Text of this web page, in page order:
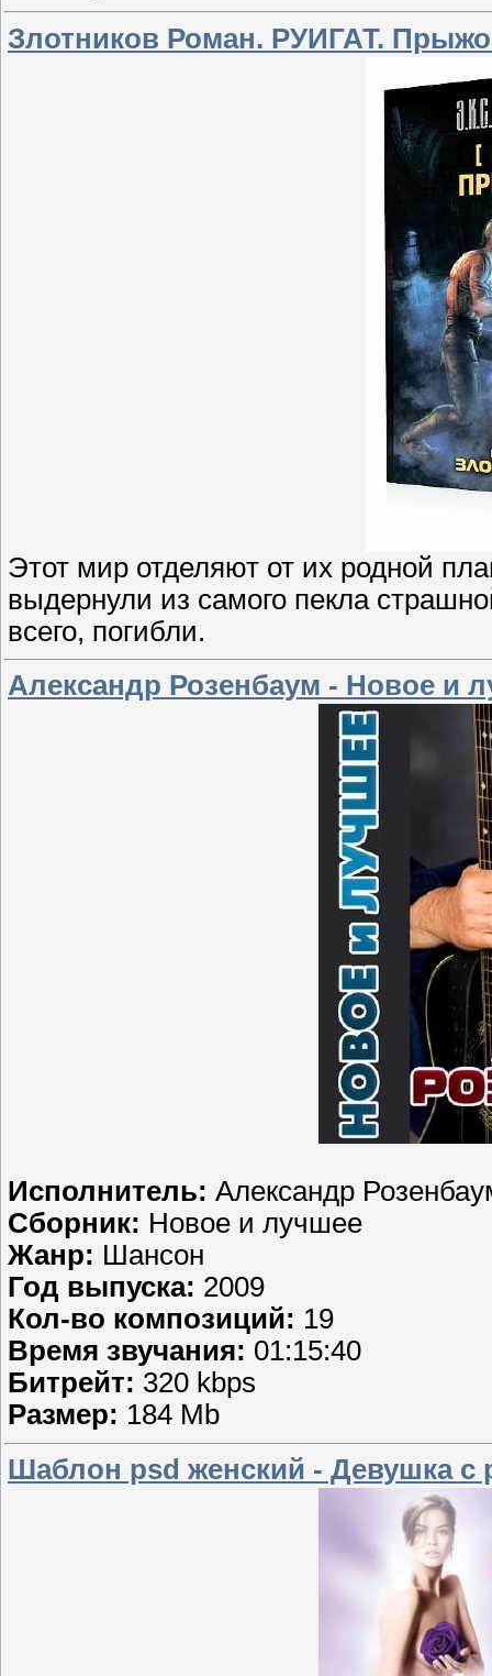
Злотников Роман. РУИГАТ.
Этот мир отделяют от их родной
выдернули из самого пекла
всего, погибли.
Александр Розенбаум - Новое и
Исполнитель: Александр
Сборник: Новое и лучшее
Жанр: Шансон
Год выпуска: 2009
Кол-во композиций: 19
Время звучания: 01:15:40
Битрейт: 320 kbps
Размер: 184 Mb
Шаблон psd женский - Девушка с